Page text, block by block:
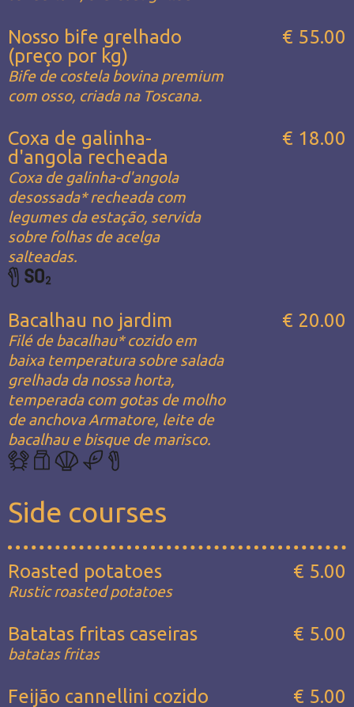
Nosso bife grelhado
(preço por kg)
Bife de costela bovina premium
com osso, criada na Toscana.
€ 55.00
Coxa de galinha-
d'angola recheada
Coxa de galinha-d'angola
desossada* recheada com
legumes da estação, servida
sobre folhas de acelga
salteadas.
€ 18.00
Bacalhau no jardim
Filé de bacalhau* cozido em
baixa temperatura sobre salada
grelhada da nossa horta,
temperada com gotas de molho
de anchova Armatore, leite de
bacalhau e bisque de marisco.
€ 20.00
Side courses
Roasted potatoes
Rustic roasted potatoes
€ 5.00
Batatas fritas caseiras
batatas fritas
€ 5.00
Feijão cannellini cozido
€ 5.00